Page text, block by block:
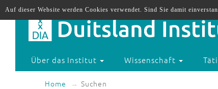
Über das Institut Wissenschaft
Home Suchen
Auf dieser Website werden Cookies verwendet. Sind Sie damit